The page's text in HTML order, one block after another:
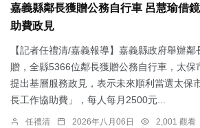
嘉義縣鄰長獲贈公務自行車 呂慧瑜借
助費政見
【記者任禮清/嘉義報導】嘉義縣政府舉辦
贈，全縣5366位鄰長獲贈公務自行車，太保
提出基層服務政見，表示未來順利當選太保
長工作協助費」，每人每月2500元...
任禮清 2026年八月06日 2,001 觀看